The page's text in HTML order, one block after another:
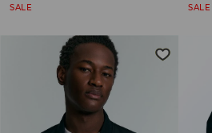
SALE SALE